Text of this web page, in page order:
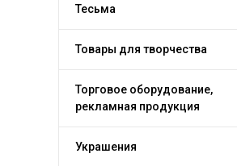
Тесьма
Товары для творчества
Торговое оборудование,
рекламная продукция
Украшения